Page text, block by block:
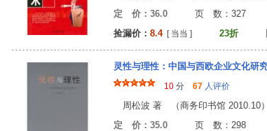
定 价：36.0 页 数
捡漏价： 8.4[ 当当 ] 23折 比
灵性与理性：中国与西欧企业文化研
10 分 67 人评价
周松波 著 （商务印书馆 2010.10）
定 价：35.0 页 数